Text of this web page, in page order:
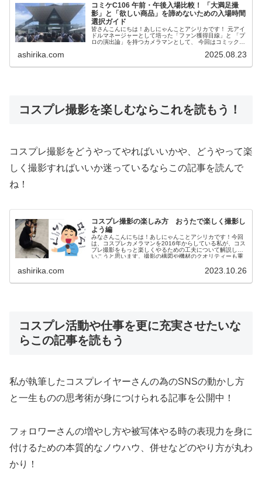
コミケC106 午前・午後入場比較！ 「大満足撮
影」と「欲しい商品」を諦めないための入場時間
選択ガイド
皆さんこんにちは！あしにゃんことアシリカです！ 元アイ
ドルマネージャーとして培った「ファン獲得目線」と 「プ
ロの演出論」を持つカメラマンとして、 今回はコミックマ
ashirika.com 2025.08.23
コスプレ撮影を楽しむならこれを読もう！
コスプレ撮影をどうやってやればいいかや、どうやって楽
しく撮影すればいいか迷っているならこの記事を読んで
ね！
コスプレ撮影の楽しみ方 おうたで楽しく撮影し
よう編
みなさんこんにちは！あしにゃんことアシリカです！今回
は、コスプレカメラマンを2016年からしている私が、コス
プレ撮影をもっと楽しくやるための工夫について解説して
いこうと思います。撮影の構図や機材のクオリティーも重
ashirika.com 2023.10.26
コスプレ活動や仕事を更に充実させたいな
らこの記事を読もう
私が執筆したコスプレイヤーさんの為のSNSの動かし方
と一生ものの思考術が身につけられる記事を公開中！
フォロワーさんの増やし方や被写体やる時の表現力を身に
付けるための本質的なノウハウ、併せなどのやり方が丸わ
かり！